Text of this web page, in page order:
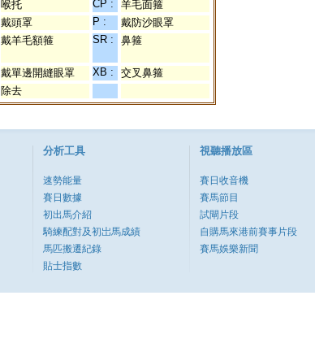
喉托 CP :
羊毛面箍
戴頭罩 P :
戴防沙眼罩
戴羊毛額箍 SR : 鼻箍
戴單邊開縫眼罩 XB :
交叉鼻箍
除去
分析工具
速勢能量
賽日數據
初出馬介紹
騎練配對及初岀馬成績
馬匹搬遷紀錄
貼士指數
視聽播放區
賽日收音機
賽馬節目
試閘片段
自購馬來港前賽事片段
賽馬娛樂新聞